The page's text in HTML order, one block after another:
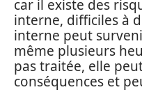
car il existe des
interne, difficiles à
interne peut
même plusieurs
pas traitée, elle
conséquences et